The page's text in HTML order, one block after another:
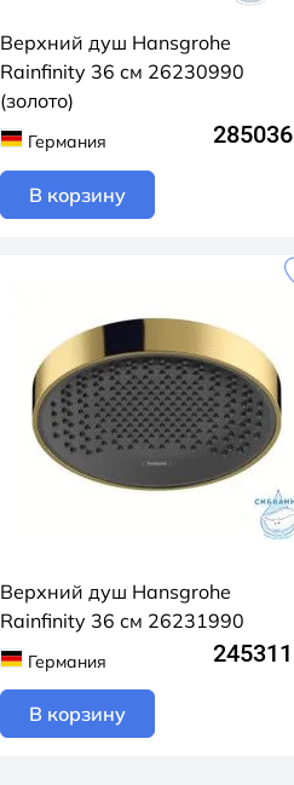
Верхний душ Hansgrohe
Rainfinity 36 см 26230990
(золото)
Германия 285036
В корзину
Верхний душ Hansgrohe
Rainfinity 36 см 26231990
Германия 245311
В корзину